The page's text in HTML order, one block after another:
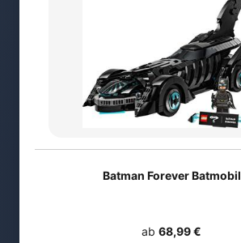
Batman Forever Batmobil
ab 68,99 €